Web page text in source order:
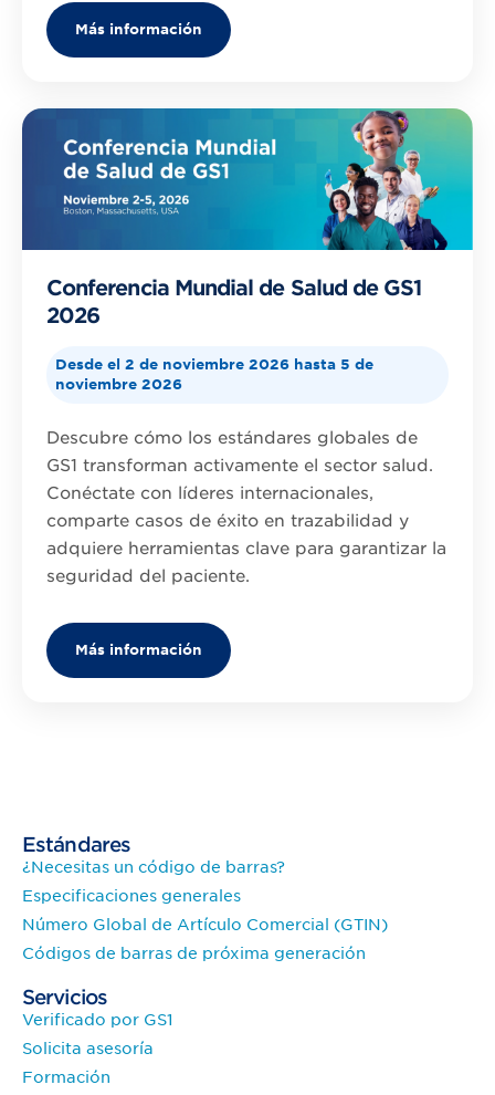
Más información
Conferencia Mundial de Salud de GS1
2026
Desde el 2 de noviembre 2026 hasta 5 de
noviembre 2026
Descubre cómo los estándares globales de
GS1 transforman activamente el sector salud.
Conéctate con líderes internacionales,
comparte casos de éxito en trazabilidad y
adquiere herramientas clave para garantizar la
seguridad del paciente.
Más información
Estándares
¿Necesitas un código de barras?
Especificaciones generales
Número Global de Artículo Comercial (GTIN)
Códigos de barras de próxima generación
Servicios
Verificado por GS1
Solicita asesoría
Formación